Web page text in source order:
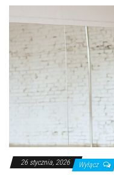
26 stycznia, 2026 Wyłącz